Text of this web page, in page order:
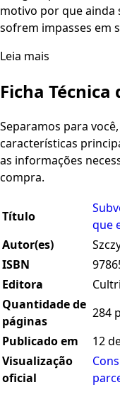
motivo por que ainda
sofrem impasses em
Leia mais
Ficha Técnica
Separamos para
características
as informações
compra.
Título
que
Autor(es)
ISBN
Editora
Quantidade de
páginas
284
Publicado em
12
Visualização
oficial